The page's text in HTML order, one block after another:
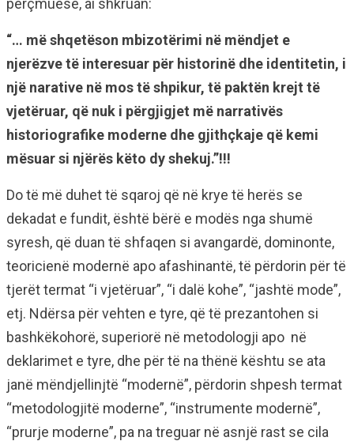
përçmuese, ai shkruan:
“… më shqetëson mbizotërimi në mëndjet e
njerëzve të interesuar për historinë dhe identitetin, i
një narative në mos të shpikur, të paktën krejt të
vjetëruar, që nuk i përgjigjet më narrativës
historiografike moderne dhe gjithçkaje që kemi
mësuar si njërës këto dy shekuj.”!!!
Do të më duhet të sqaroj që në krye të herës se
dekadat e fundit, është bërë e modës nga shumë
syresh, që duan të shfaqen si avangardë, dominonte,
teoricienë modernë apo afashinantë, të përdorin për të
tjerët termat “i vjetëruar”, “i dalë kohe”, “jashtë mode”,
etj. Ndërsa për vehten e tyre, që të prezantohen si
bashkëkohorë, superiorë në metodologji apo në
deklarimet e tyre, dhe për të na thënë kështu se ata
janë mëndjellinjtë “modernë”, përdorin shpesh termat
“metodologjitë moderne”, “instrumente modernë”,
“prurje moderne”, pa na treguar në asnjë rast se cila